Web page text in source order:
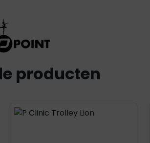
producten
Product openen